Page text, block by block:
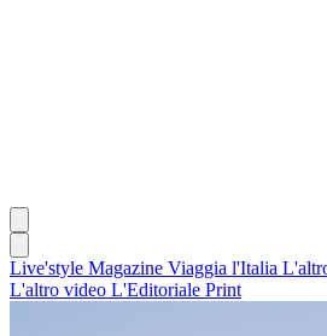
Live'style Magazine Viaggia l'Italia
L'altro video L'Editoriale Print